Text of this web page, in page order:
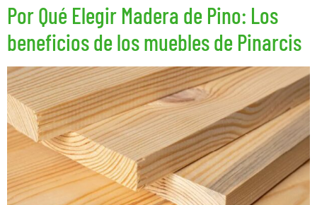
Por Qué Elegir Madera de Pino: Los
beneficios de los muebles de Pinarcis